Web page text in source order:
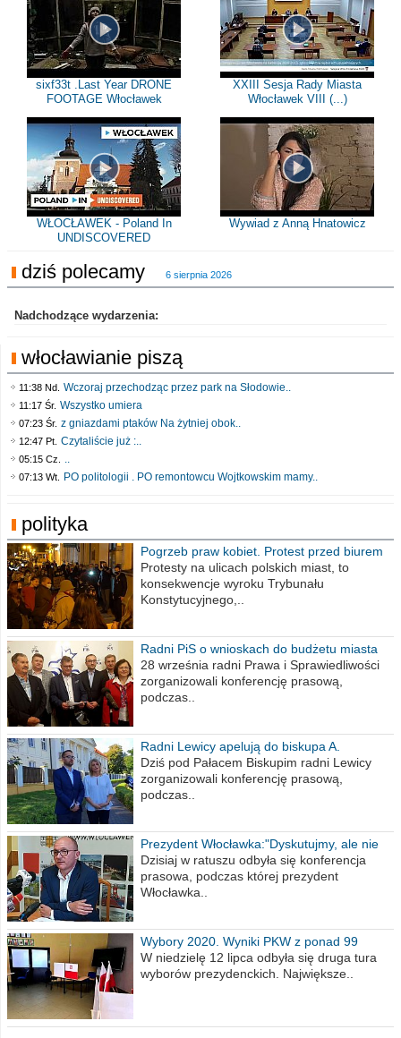
sixf33t .Last Year DRONE
FOOTAGE Włocławek
XXIII Sesja Rady Miasta
Włocławek VIII (...)
WŁOCŁAWEK - Poland In
UNDISCOVERED
Wywiad z Anną Hnatowicz
dziś polecamy 6 sierpnia 2026
Nadchodzące wydarzenia:
włocławianie piszą
11:38 Nd. Wczoraj przechodząc przez park na Słodowie..
11:17 Śr. Wszystko umiera
07:23 Śr. z gniazdami ptaków Na żytniej obok..
12:47 Pt. Czytaliście już :..
05:15 Cz. ..
07:13 Wt. PO politologii . PO remontowcu Wojtkowskim mamy..
polityka
Pogrzeb praw kobiet. Protest przed biurem
poselskim PiS
Protesty na ulicach polskich miast, to
konsekwencje wyroku Trybunału
Konstytucyjnego,..
Radni PiS o wnioskach do budżetu miasta
na 2021 rok
28 września radni Prawa i Sprawiedliwości
zorganizowali konferencję prasową,
podczas..
Radni Lewicy apelują do biskupa A.
Wiesława Meringa
Dziś pod Pałacem Biskupim radni Lewicy
zorganizowali konferencję prasową,
podczas..
Prezydent Włocławka:"Dyskutujmy, ale nie
obrażajmy się”
Dzisiaj w ratuszu odbyła się konferencja
prasowa, podczas której prezydent
Włocławka..
Wybory 2020. Wyniki PKW z ponad 99
procent obwodów
W niedzielę 12 lipca odbyła się druga tura
wyborów prezydenckich. Największe..